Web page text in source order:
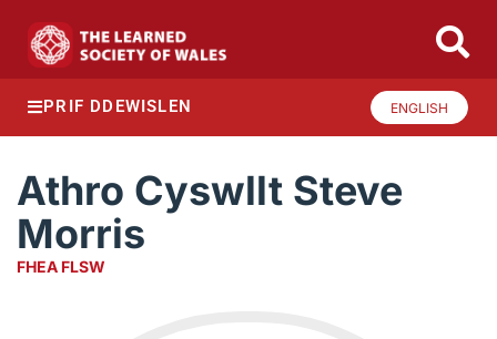
PRIF DDEWISLEN ENGLISH
Athro Cyswllt Steve
Morris
FHEA FLSW